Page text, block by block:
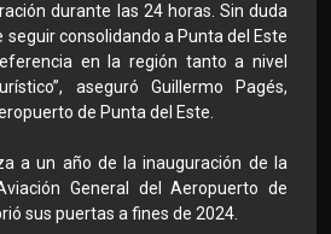
durante las 24 horas. Sin duda
consolidando a Punta del Este
en la región tanto a nivel
aseguró Guillermo Pagés,
de Punta del Este.
a un año de la inauguración de la
General del Aeropuerto de
sus puertas a fines de 2024.